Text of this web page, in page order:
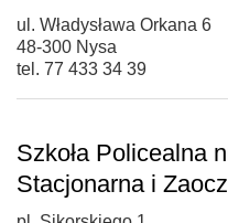
ul. Władysława Orkana 6
48-300 Nysa
tel. 77 433 34 39
Szkoła Policealna
Stacjonarna i